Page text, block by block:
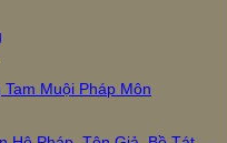
Muội Pháp Môn